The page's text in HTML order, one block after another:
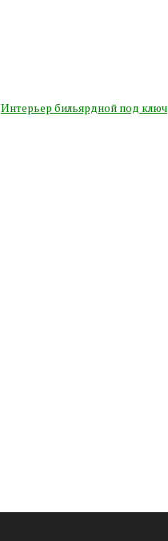
Интерьер бильярдной под ключ